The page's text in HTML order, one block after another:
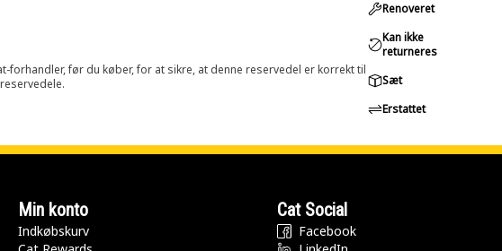
før du køber, for at sikre, at denne reservedel er korrekt til
Renoveret
Kan ikke
returneres
Sæt
Erstattet
Min konto
Indkøbskurv
Cat Social
Facebook